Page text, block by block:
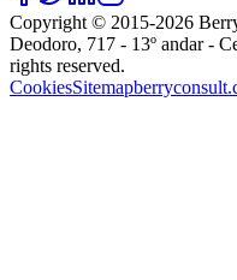
Copyright © 2015-2026
Deodoro, 717 - 13º andar -
rights reserved.
CookiesSitemap